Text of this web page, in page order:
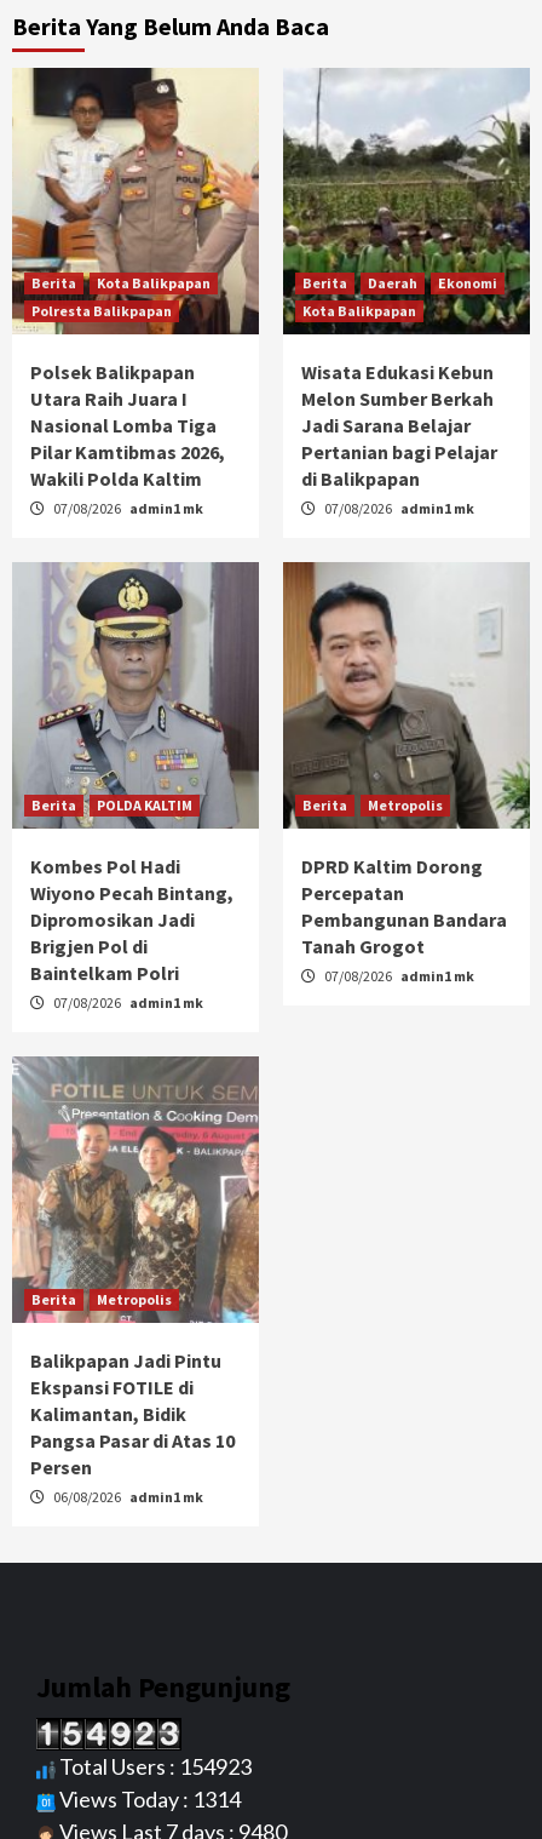
Berita Yang Belum Anda Baca
Berita
Kota Balikpapan
Polresta Balikpapan
Polsek Balikpapan
Utara Raih Juara I
Nasional Lomba Tiga
Pilar Kamtibmas 2026,
Wakili Polda Kaltim
07/08/2026 admin1 mk
Berita Daerah
Ekonomi
Kota Balikpapan
Wisata Edukasi Kebun
Melon Sumber Berkah
Jadi Sarana Belajar
Pertanian bagi Pelajar
di Balikpapan
07/08/2026 admin1 mk
Berita POLDA KALTIM
Kombes Pol Hadi
Wiyono Pecah Bintang,
Dipromosikan Jadi
Brigjen Pol di
Baintelkam Polri
07/08/2026 admin1 mk
Berita Metropolis
DPRD Kaltim Dorong
Percepatan
Pembangunan Bandara
Tanah Grogot
07/08/2026 admin1 mk
Berita Metropolis
Balikpapan Jadi Pintu
Ekspansi FOTILE di
Kalimantan, Bidik
Pangsa Pasar di Atas 10
Persen
06/08/2026 admin1 mk
Jumlah Pengunjung
Total Users : 154923
Views Today : 1314
Views Last 7 days : 9480